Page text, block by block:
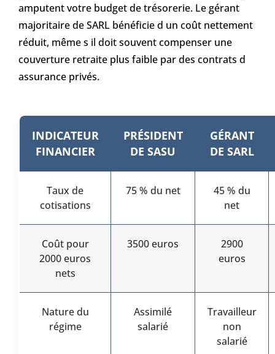
amputent votre budget de trésorerie. Le gérant
majoritaire de SARL bénéficie d un coût nettement
réduit, même s il doit souvent compenser une
couverture retraite plus faible par des contrats d
assurance privés.
INDICATEUR
FINANCIER
PRÉSIDENT
DE SASU
GÉRANT
DE SARL
Taux de
cotisations
75 % du net
45 % du
net
Coût pour
2000 euros
nets
3500 euros
2900
euros
Nature du
régime
Assimilé
salarié
Travailleur
non
salarié